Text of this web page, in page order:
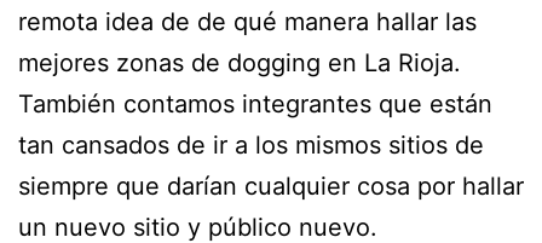
remota idea de de qué manera hallar las
mejores zonas de dogging en La Rioja.
También contamos integrantes que están
tan cansados de ir a los mismos sitios de
siempre que darían cualquier cosa por hallar
un nuevo sitio y público nuevo.